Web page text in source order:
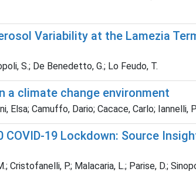
Variability at the Lamezia
S.; De Benedetto, G.; Lo Feudo, T.
a climate change environment
Elsa; Camuffo, Dario; Cacace, Carlo; Iannelli,
COVID-19 Lockdown: Source
Cristofanelli, P.; Malacaria, L.; Parise, D.;